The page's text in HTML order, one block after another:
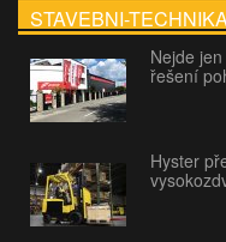
STAVEBNI-
Nejde
řešení
Hyster